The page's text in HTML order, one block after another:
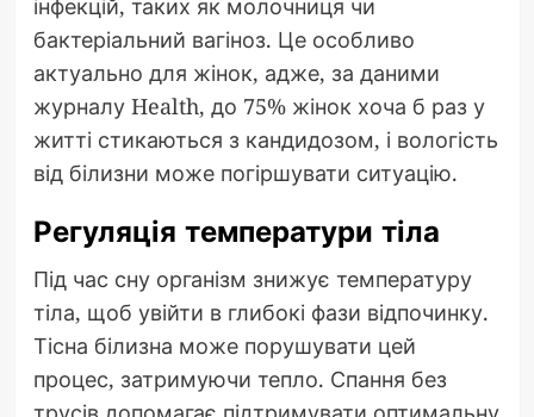
інфекцій, таких як молочниця чи
бактеріальний вагіноз. Це особливо
актуально для жінок, адже, за даними
журналу Health, до 75% жінок хоча б раз у
житті стикаються з кандидозом, і вологість
від білизни може погіршувати ситуацію.
Регуляція температури тіла
Під час сну організм знижує температуру
тіла, щоб увійти в глибокі фази відпочинку.
Тісна білизна може порушувати цей
процес, затримуючи тепло. Спання без